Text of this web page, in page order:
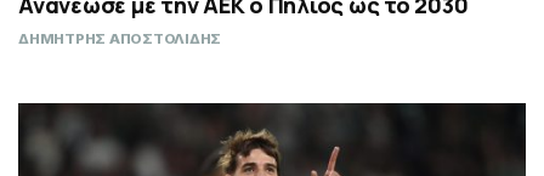
ΔΗΜΗΤΡΗΣ ΑΠΟΣΤΟΛΙΔΗΣ